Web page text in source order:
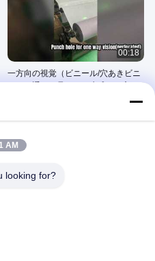
00:18
一方向の視覚（ビニール/穴あきビニ
AM
looking for?